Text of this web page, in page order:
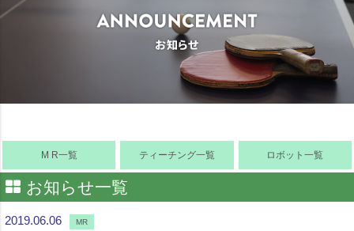
M R一覧 ティーチング一覧 ロボット一覧
お知らせ一覧
2019.06.06 MR